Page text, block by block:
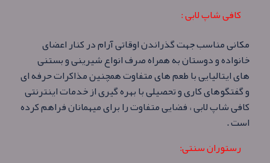
کافی شاپ لابی :
مکانی مناسب جهت گذراندن اوقاتی آرام در کنار اعضای
خانواده و دوستان به همراه صرف انواع شیرینی و بستنی
های ایتالیایی با طعم های متفاوت همچنین مذاکرات حرفه ای
و گفتگوهای کاری و تحصیلی با بهره گیری از خدمات اینترنتی
کافی شاپ لابی ، فضایی متفاوت را برای میهمانان فراهم کرده
است .
رستوران سنتی: